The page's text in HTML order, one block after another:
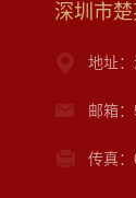
深圳市
地址
邮箱
传真